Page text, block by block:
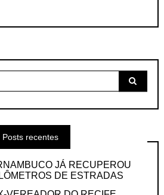
Posts recentes
JÁ RECUPEROU
DE ESTRADAS